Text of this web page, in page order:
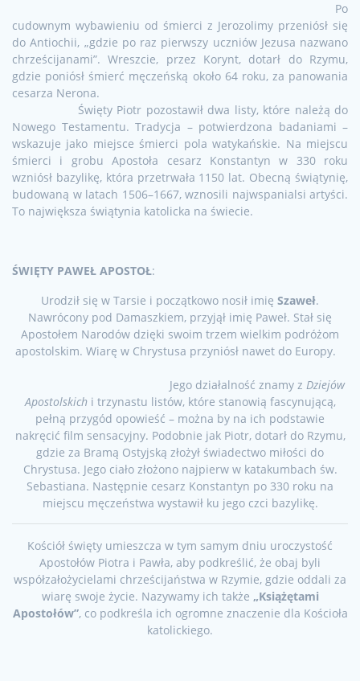
Po
cudownym wybawieniu od śmierci z Jerozolimy przeniósł się
do Antiochii, „gdzie po raz pierwszy uczniów Jezusa nazwano
chrześcijanami”. Wreszcie, przez Korynt, dotarł do Rzymu,
gdzie poniósł śmierć męczeńską około 64 roku, za panowania
cesarza Nerona.
Święty Piotr pozostawił dwa listy, które należą do
Nowego Testamentu. Tradycja – potwierdzona badaniami –
wskazuje jako miejsce śmierci pola watykańskie. Na miejscu
śmierci i grobu Apostoła cesarz Konstantyn w 330 roku
wzniósł bazylikę, która przetrwała 1150 lat. Obecną świątynię,
budowaną w latach 1506–1667, wznosili najwspanialsi artyści.
To największa świątynia katolicka na świecie.
ŚWIĘTY PAWEŁ APOSTOŁ:
Urodził się w Tarsie i początkowo nosił imię Szaweł.
Nawrócony pod Damaszkiem, przyjął imię Paweł. Stał się
Apostołem Narodów dzięki swoim trzem wielkim podróżom
apostolskim. Wiarę w Chrystusa przyniósł nawet do Europy.
Jego działalność znamy z Dziejów
Apostolskichi trzynastu listów, które stanowią fascynującą,
pełną przygód opowieść – można by na ich podstawie
nakręcić film sensacyjny. Podobnie jak Piotr, dotarł do Rzymu,
gdzie za Bramą Ostyjską złożył świadectwo miłości do
Chrystusa. Jego ciało złożono najpierw w katakumbach św.
Sebastiana. Następnie cesarz Konstantyn po 330 roku na
miejscu męczeństwa wystawił ku jego czci bazylikę.
Kościół święty umieszcza w tym samym dniu uroczystość
Apostołów Piotra i Pawła, aby podkreślić, że obaj byli
współzałożycielami chrześcijaństwa w Rzymie, gdzie oddali za
wiarę swoje życie. Nazywamy ich także „Książętami
Apostołów”, co podkreśla ich ogromne znaczenie dla Kościoła
katolickiego.